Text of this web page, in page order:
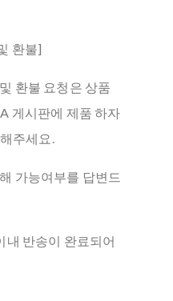
환불]
환불 요청은 상품
게시판에 제품 하자
주세요.
가능여부를 답변드
내 반송이 완료되어